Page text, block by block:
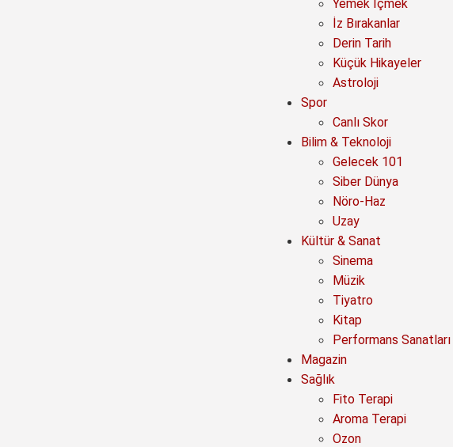
Yemek İçmek
İz Bırakanlar
Derin Tarih
Küçük Hikayeler
Astroloji
Spor
Canlı Skor
Bilim & Teknoloji
Gelecek 101
Siber Dünya
Nöro-Haz
Uzay
Kültür & Sanat
Sinema
Müzik
Tiyatro
Kitap
Performans Sanatları
Magazin
Sağlık
Fito Terapi
Aroma Terapi
Ozon